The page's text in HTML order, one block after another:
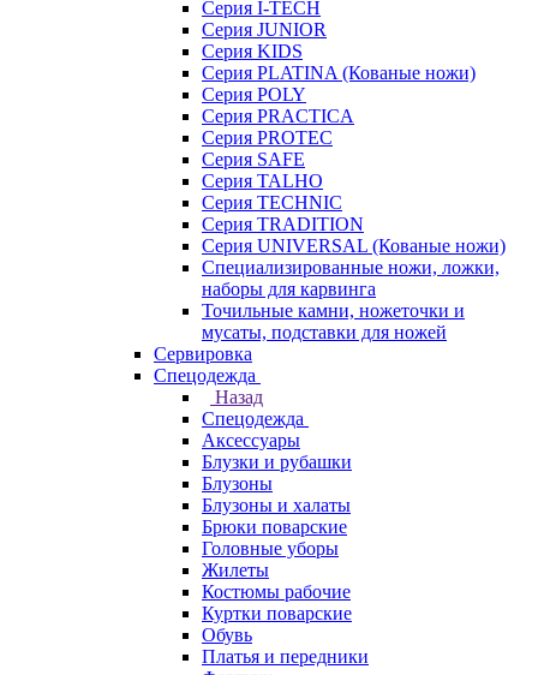
Серия I-TECH
Серия JUNIOR
Серия KIDS
Серия PLATINA (Кованые ножи)
Серия POLY
Серия PRACTICA
Серия PROTEC
Серия SAFE
Серия TALHO
Серия TECHNIC
Серия TRADITION
Серия UNIVERSAL (Кованые ножи)
Специализированные ножи, ложки,
наборы для карвинга
Точильные камни, ножеточки и
мусаты, подставки для ножей
Сервировка
Спецодежда
Назад
Спецодежда
Аксессуары
Блузки и рубашки
Блузоны
Блузоны и халаты
Брюки поварские
Головные уборы
Жилеты
Костюмы рабочие
Куртки поварские
Обувь
Платья и передники